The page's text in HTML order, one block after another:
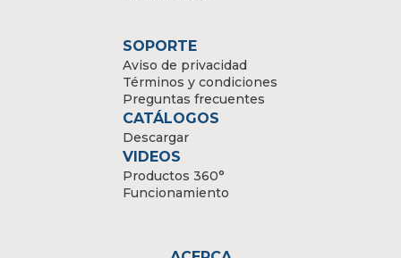
SOPORTE
Aviso de privacidad
Términos y condiciones
Preguntas frecuentes
CATÁLOGOS
Descargar
VIDEOS
Productos 360°
Funcionamiento